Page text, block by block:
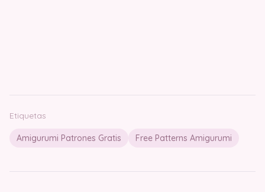
Etiquetas
Amigurumi Patrones Gratis Free Patterns Amigurumi